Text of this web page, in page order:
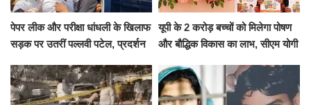
पेपर लीक और परीक्षा धांधली के खिलाफ
सड़क पर उतरीं पल्लवी पटेल, प्रदर्शन
यूपी के 2 करोड़ बच्चों को मिलेगा पोषण
और बौद्धिक विकास का लाभ, सीएम योगी